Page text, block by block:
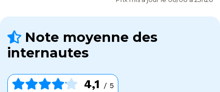
Note moyenne des
internautes
4,1 / 5